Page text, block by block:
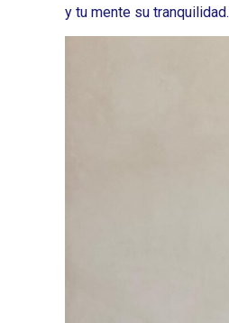
y tu mente su tranquilidad.